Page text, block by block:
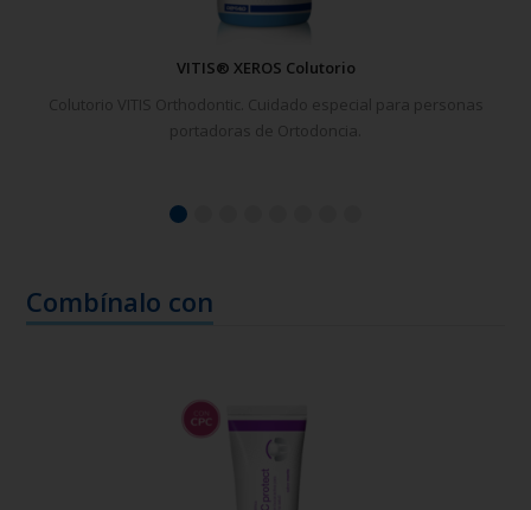
VITIS® XEROS Colutorio
Colutorio VITIS Orthodontic. Cuidado especial para personas
portadoras de Ortodoncia.
Combínalo con